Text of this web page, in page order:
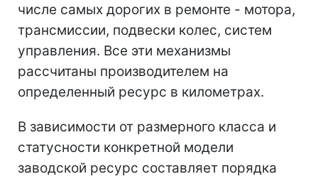
числе самых дорогих в ремонте - мотора,
трансмиссии, подвески колес, систем
управления. Все эти механизмы
рассчитаны производителем на
определенный ресурс в километрах.
В зависимости от размерного класса и
статусности конкретной модели
заводской ресурс составляет порядка